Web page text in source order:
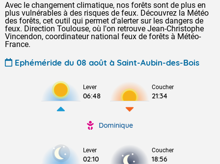
Avec le changement climatique, nos forêts sont de plus en
plus vulnérables à des risques de feux. Découvrez la Météo
des forêts, cet outil qui permet d'alerter sur les dangers de
feux. Direction Toulouse, où l'on retrouve Jean-Christophe
Vincendon, coordinateur national feux de forêts à Météo-
France.
Ephéméride du 08 août à Saint-Aubin-des-Bois
Lever
06:48
Coucher
21:34
Dominique
Lever
02:10
Coucher
18:56